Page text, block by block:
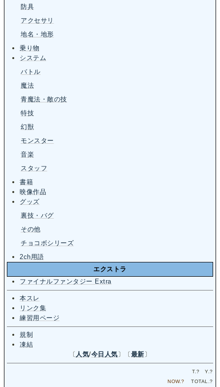
防具
アクセサリ
地名・地形
乗り物
システム
バトル
魔法
青魔法・敵の技
特技
幻獣
モンスター
音楽
スタッフ
書籍
映像作品
グッズ
裏技・バグ
その他
チョコボシリーズ
2ch用語
エクストラ
ファイナルファンタジー Extra
本スレ
リンク集
練習用ページ
規制
凍結
〔 人気/今日人気 〕〔 最新 〕
T.? Y.?
NOW.? TOTAL.?